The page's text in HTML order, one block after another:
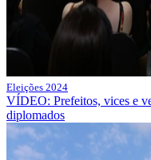
Eleições 2024
VÍDEO: Prefeitos, vices e
diplomados